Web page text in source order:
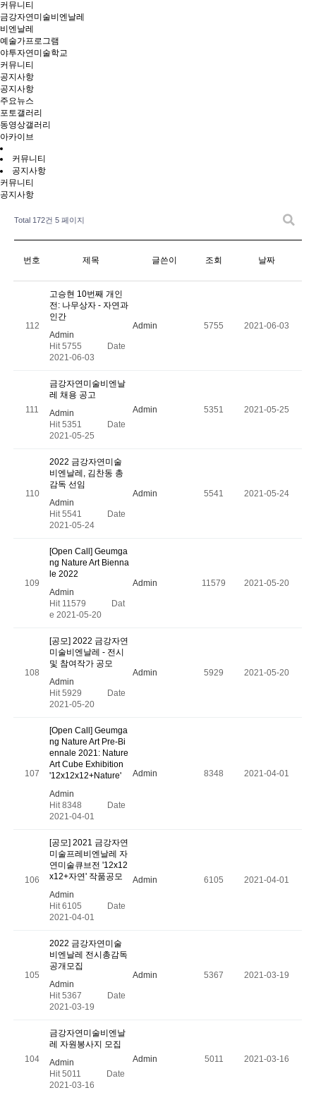
커뮤니티
금강자연미술비엔날레
비엔날레
예술가프로그램
야투자연미술학교
커뮤니티
공지사항
공지사항
주요뉴스
포토갤러리
동영상갤러리
아카이브
커뮤니티
공지사항
커뮤니티
공지사항
Total 172건 5 페이지
번호 제목 글쓴이 조회 날짜
112
고승현 10번째 개인
전: 나무상자 - 자연과
인간
Admin
Hit 5755
Date
2021-06-03
Admin 5755 2021-06-03
111
금강자연미술비엔날
레 채용 공고
Admin
Hit 5351
Date
2021-05-25
Admin 5351 2021-05-25
110
2022 금강자연미술
비엔날레, 김찬동 총
감독 선임
Admin
Hit 5541
Date
2021-05-24
Admin 5541 2021-05-24
109
[Open Call] Geumga
ng Nature Art Bienna
le 2022
Admin
Hit 11579
Dat
e 2021-05-20
Admin 11579 2021-05-20
108
[공모] 2022 금강자연
미술비엔날레 - 전시
및 참여작가 공모
Admin
Hit 5929
Date
2021-05-20
Admin 5929 2021-05-20
107
[Open Call] Geumga
ng Nature Art Pre-Bi
ennale 2021: Nature
Art Cube Exhibition
'12x12x12+Nature'
Admin
Hit 8348
Date
2021-04-01
Admin 8348 2021-04-01
106
[공모] 2021 금강자연
미술프레비엔날레 자
연미술큐브전 '12x12
x12+자연' 작품공모
Admin
Hit 6105
Date
2021-04-01
Admin 6105 2021-04-01
105
2022 금강자연미술
비엔날레 전시총감독
공개모집
Admin
Hit 5367
Date
2021-03-19
Admin 5367 2021-03-19
104
금강자연미술비엔날
레 자원봉사지 모집
Admin
Hit 5011
Date
2021-03-16
Admin 5011 2021-03-16